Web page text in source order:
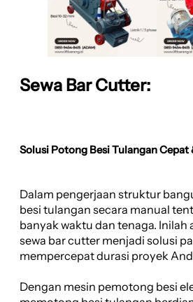
Sewa Bar Cutter:
Solusi Potong Besi Tulangan Cepat
Dalam pengerjaan struktur
besi tulangan secara manual
banyak waktu dan tenaga. Inilah
sewa bar cutter menjadi solusi
mempercepat durasi proyek
Dengan mesin pemotong besi